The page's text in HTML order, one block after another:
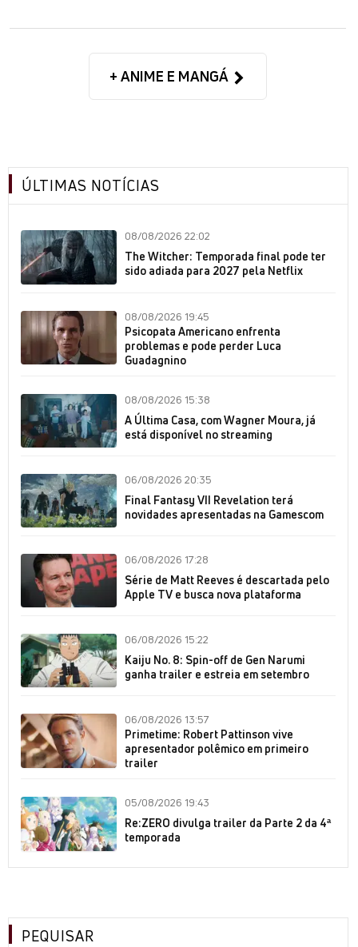
+ ANIME E MANGÁ
ÚLTIMAS NOTÍCIAS
08/08/2026 22:02
The Witcher: Temporada final pode ter
sido adiada para 2027 pela Netflix
08/08/2026 19:45
Psicopata Americano enfrenta
problemas e pode perder Luca
Guadagnino
08/08/2026 15:38
A Última Casa, com Wagner Moura, já
está disponível no streaming
06/08/2026 20:35
Final Fantasy VII Revelation terá
novidades apresentadas na Gamescom
06/08/2026 17:28
Série de Matt Reeves é descartada pelo
Apple TV e busca nova plataforma
06/08/2026 15:22
Kaiju No. 8: Spin-off de Gen Narumi
ganha trailer e estreia em setembro
06/08/2026 13:57
Primetime: Robert Pattinson vive
apresentador polêmico em primeiro
trailer
05/08/2026 19:43
Re:ZERO divulga trailer da Parte 2 da 4ª
temporada
PEQUISAR